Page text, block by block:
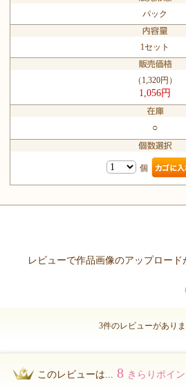
パック
1セット
（1,320円）
1,056円
○
個
レビューで作品画像のアップロー
3件のレビューがありま
このレビューは... 8 きらりポイン